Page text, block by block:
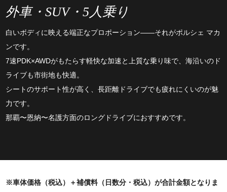
外車・SUV・5人乗り
白いボディに映える端正なプロポーション――それがポルシェ マカ
ンです。
7速PDK×AWDがもたらす軽快な加速と上質な乗り味で、海沿いのド
ライブも市街地も快適。
シートのサポート性が高く、長距離ドライブでも疲れにくいのが魅
力です。
那覇〜恩納〜名護方面のロングドライブにおすすめです。
※車体価格（税込）＋補償料（日数分・税込）が合計金額となりま